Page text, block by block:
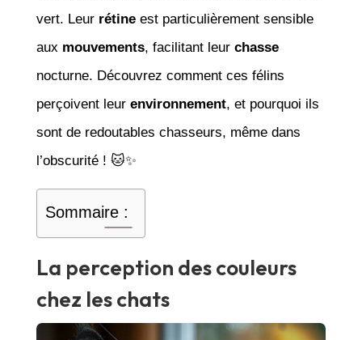
vert. Leur rétineest particulièrement sensible
aux mouvements, facilitant leur chasse
nocturne. Découvrez comment ces félins
perçoivent leur environnement, et pourquoi ils
sont de redoutables chasseurs, même dans
l’obscurité ! 🐱✨
Sommaire :
La perception des couleurs
chez les chats